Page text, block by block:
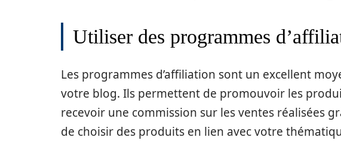
Utiliser des programmes
Les programmes d’affiliation sont un excellent
votre blog. Ils permettent de promouvoir les
recevoir une commission sur les ventes réalisées
de choisir des produits en lien avec votre